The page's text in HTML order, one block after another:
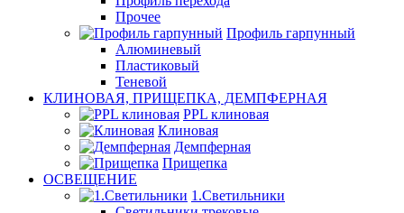
Прочее
Профиль гарпунный
Алюминевый
Пластиковый
Теневой
КЛИНОВАЯ, ПРИЩЕПКА, ДЕМПФЕРНАЯ
PPL клиновая
Клиновая
Демпферная
Прищепка
ОСВЕЩЕНИЕ
1.Светильники